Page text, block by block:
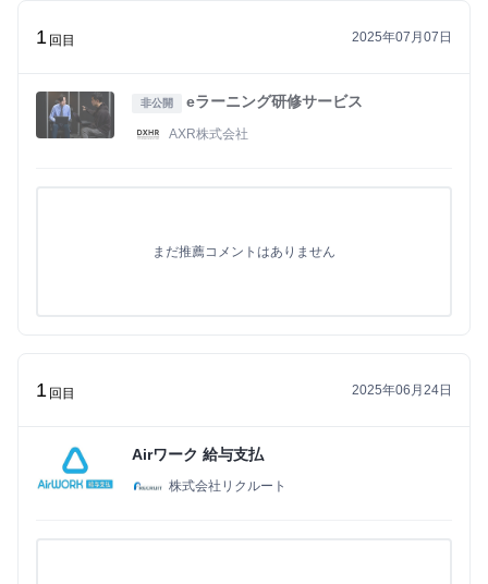
1 回目 2025年07月07日
非公開 eラーニング研修サービス
AXR株式会社
まだ推薦コメントはありません
1 回目 2025年06月24日
Airワーク 給与支払
株式会社リクルート